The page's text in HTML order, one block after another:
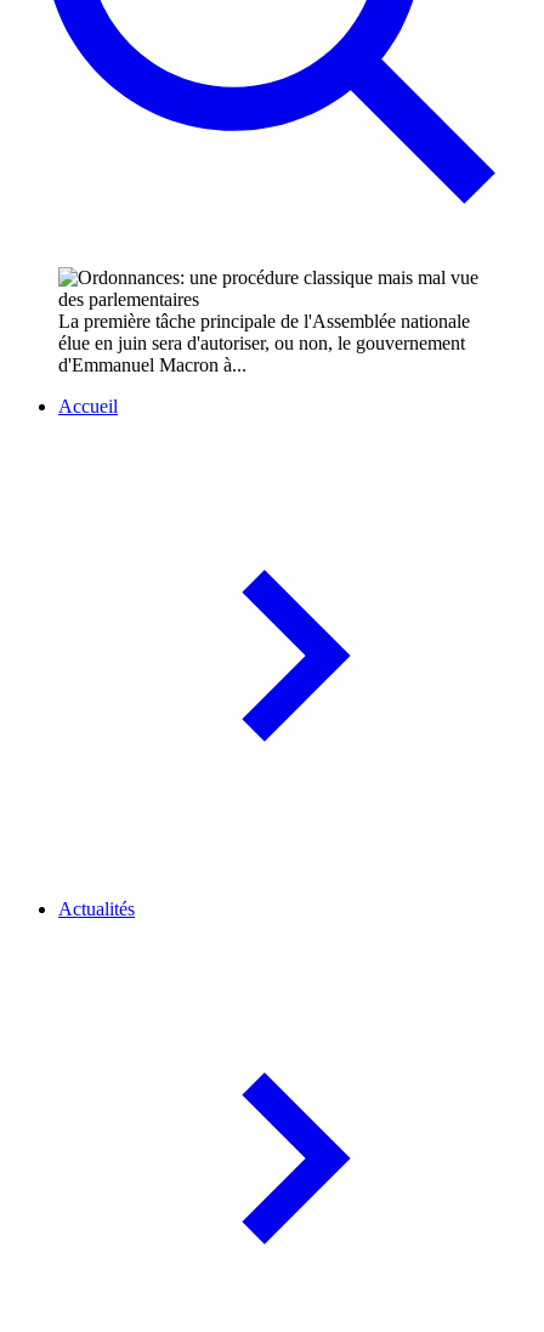
La première tâche principale de l'Assemblée nationale
élue en juin sera d'autoriser, ou non, le gouvernement
d'Emmanuel Macron à...
Accueil
Actualités